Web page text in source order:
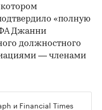
котором
«полную
Джанни
должностного
— членами
и Financial Times